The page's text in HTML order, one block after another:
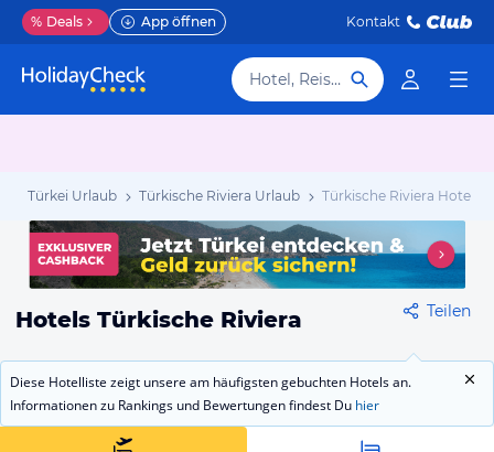
% Deals App öffnen Kontakt
Hotel, Reiseziel
Türkei Urlaub Türkische Riviera Urlaub Türkische Riviera Hotels
Hotels Türkische Riviera Teilen
Diese Hotelliste zeigt unsere am häufigsten gebuchten Hotels an.
Informationen zu Rankings und Bewertungen findest Du hier